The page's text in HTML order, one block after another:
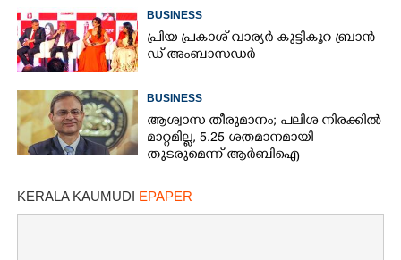
BUSINESS
പ്രി​യ​ ​പ്ര​കാ​ശ് ​വാ​ര്യർ കു​ട്ടി​കൂ​റ​ ​ ബ്രാ​ൻ​
ഡ് ​അം​ബാ​സ​ഡ​ർ
BUSINESS
ആശ്വാസ തീരുമാനം; പലിശ നിരക്കിൽ
മാറ്റമില്ല, 5.25 ശതമാനമായി
തുടരുമെന്ന് ആർബിഐ
KERALA KAUMUDI EPAPER